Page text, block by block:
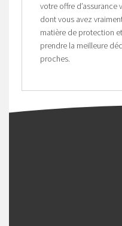
votre offre d’assurance
dont vous avez
matière de protection
prendre la meilleure
proches.